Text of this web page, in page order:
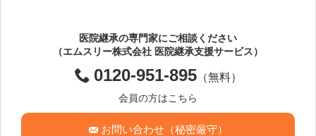
医院継承の専門家にご相談ください
（エムスリー株式会社 医院継承支援サービス）
0120-951-895（無料）
会員の方はこちら
お問い合わせ（秘密厳守）